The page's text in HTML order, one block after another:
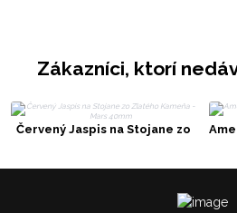
Zákazníci, ktorí
Červený Jaspis na Stojane zo